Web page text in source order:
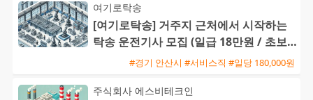
여기로탁송
[여기로탁송] 거주지 근처에서 시작하는
탁송 운전기사 모집 (일급 18만원 / 초보
및 외국인 가능)
#경기 안산시 #서비스직 #일당 180,000원
주식회사 에스비테크인